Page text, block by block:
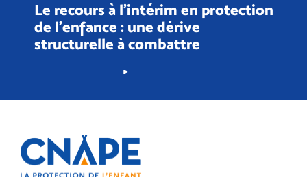
Le recours à l’intérim en protection
de l’enfance : une dérive
structurelle à combattre